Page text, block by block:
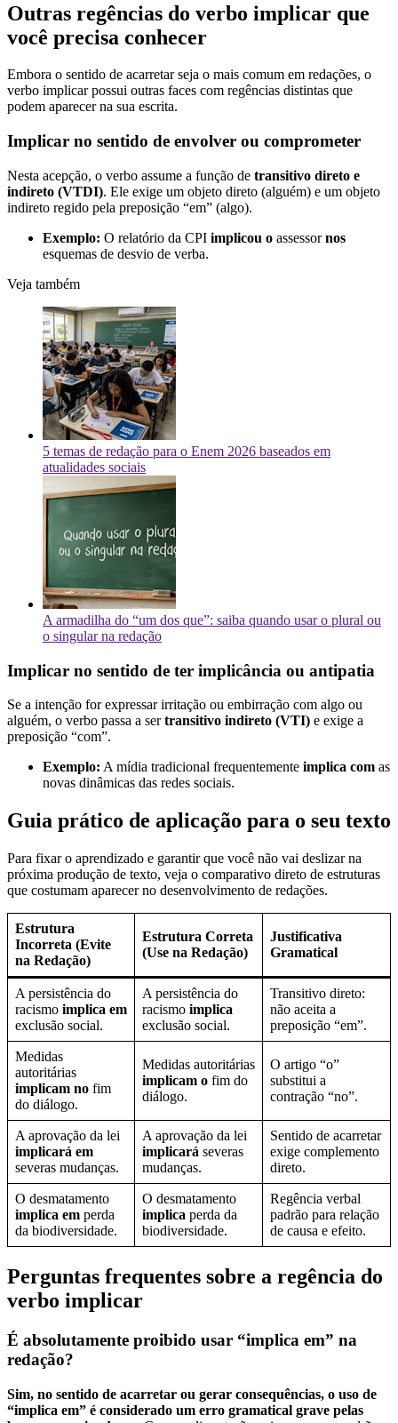
Outras regências do verbo implicar que
você precisa conhecer
Embora o sentido de acarretar seja o mais comum em redações, o
verbo implicar possui outras faces com regências distintas que
podem aparecer na sua escrita.
Implicar no sentido de envolver ou comprometer
Nesta acepção, o verbo assume a função de transitivo direto e
indireto (VTDI). Ele exige um objeto direto (alguém) e um objeto
indireto regido pela preposição “em” (algo).
Exemplo: O relatório da CPI implicou o assessornos
esquemas de desvio de verba.
Veja também
5 temas de redação para o Enem 2026 baseados em
atualidades sociais
A armadilha do “um dos que”: saiba quando usar o plural ou
o singular na redação
Implicar no sentido de ter implicância ou antipatia
Se a intenção for expressar irritação ou embirração com algo ou
alguém, o verbo passa a sertransitivo indireto (VTI) e exige a
preposição “com”.
Exemplo: A mídia tradicional frequentemente implica com as
novas dinâmicas das redes sociais.
Guia prático de aplicação para o seu texto
Para fixar o aprendizado e garantir que você não vai deslizar na
próxima produção de texto, veja o comparativo direto de estruturas
que costumam aparecer no desenvolvimento de redações.
Estrutura
Incorreta (Evite
na Redação)
Estrutura Correta
(Use na Redação)
Justificativa
Gramatical
A persistência do
racismo implica em
exclusão social.
A persistência do
racismo implica
exclusão social.
Transitivo direto:
não aceita a
preposição “em”.
Medidas
autoritárias
implicam no fim
do diálogo.
Medidas autoritárias
implicam o fim do
diálogo.
O artigo “o”
substitui a
contração “no”.
A aprovação da lei
implicará em
severas mudanças.
A aprovação da lei
implicará severas
mudanças.
Sentido de acarretar
exige complemento
direto.
O desmatamento
implica em perda
da biodiversidade.
O desmatamento
implica perda da
biodiversidade.
Regência verbal
padrão para relação
de causa e efeito.
Perguntas frequentes sobre a regência do
verbo implicar
É absolutamente proibido usar “implica em” na
redação?
Sim, no sentido de acarretar ou gerar consequências, o uso de
“implica em” é considerado um erro gramatical grave pelas